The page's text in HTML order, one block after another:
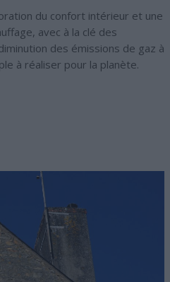
du confort intérieur et une
avec à la clé des
des émissions de gaz à
à réaliser pour la planète.